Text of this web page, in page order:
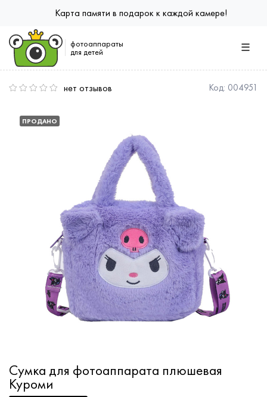
Карта памяти в подарок к каждой камере!
фотоаппараты
для детей
нет отзывов Код: 004951
ПРОДАНО
Сумка для фотоаппарата плюшевая
Куроми